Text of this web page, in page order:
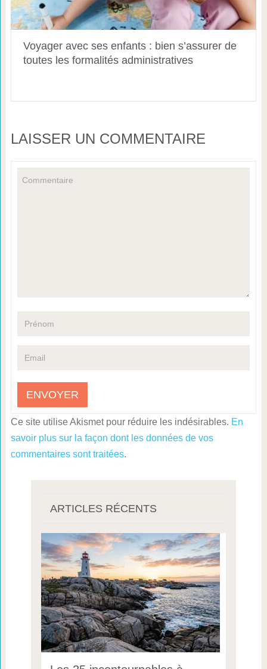
Voyager avec ses enfants : bien s’assurer de
toutes les formalités administratives
LAISSER UN COMMENTAIRE
Ce site utilise Akismet pour réduire les indésirables. En
savoir plus sur la façon dont les données de vos
commentaires sont traitées.
ARTICLES RÉCENTS